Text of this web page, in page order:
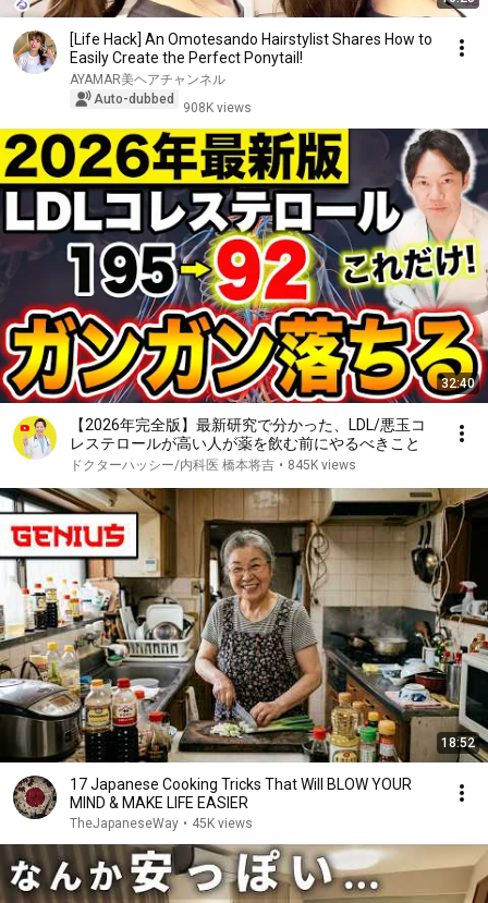
[Life Hack] An Omotesando Hairstylist Shares How to
Easily Create the Perfect Ponytail!
AYAMAR美ヘアチャンネル
Auto-dubbed
908K views
32:40
【2026年完全版】最新研究で分かった、LDL/悪玉コ
レステロールが高い人が薬を飲む前にやるべきこと
ドクターハッシー/内科医 橋本将吉 • 845K views
18:52
17 Japanese Cooking Tricks That Will BLOW YOUR
MIND & MAKE LIFE EASIER
TheJapaneseWay • 45K views